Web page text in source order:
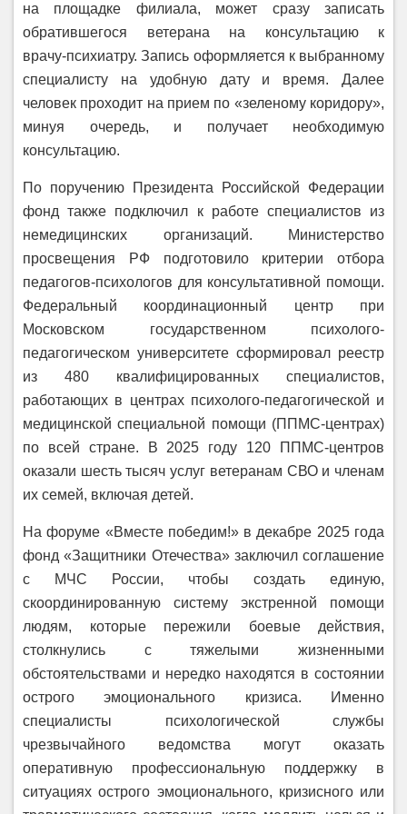
на площадке филиала, может сразу записать
обратившегося ветерана на консультацию к
врачу‑психиатру. Запись оформляется к выбранному
специалисту на удобную дату и время. Далее
человек проходит на прием по «зеленому коридору»,
минуя очередь, и получает необходимую
консультацию.
По поручению Президента Российской Федерации
фонд также подключил к работе специалистов из
немедицинских организаций. Министерство
просвещения РФ подготовило критерии отбора
педагогов-психологов для консультативной помощи.
Федеральный координационный центр при
Московском государственном психолого-
педагогическом университете сформировал реестр
из 480 квалифицированных специалистов,
работающих в центрах психолого-педагогической и
медицинской специальной помощи (ППМС-центрах)
по всей стране. В 2025 году 120 ППМС-центров
оказали шесть тысяч услуг ветеранам СВО и членам
их семей, включая детей.
На форуме «Вместе победим!» в декабре 2025 года
фонд «Защитники Отечества» заключил соглашение
с МЧС России, чтобы создать единую,
скоординированную систему экстренной помощи
людям, которые пережили боевые действия,
столкнулись с тяжелыми жизненными
обстоятельствами и нередко находятся в состоянии
острого эмоционального кризиса. Именно
специалисты психологической службы
чрезвычайного ведомства могут оказать
оперативную профессиональную поддержку в
ситуациях острого эмоционального, кризисного или